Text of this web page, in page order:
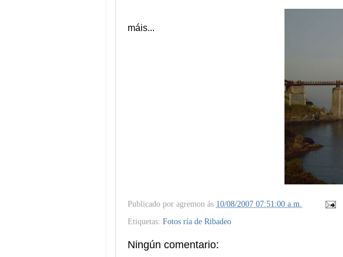
máis...
Publicado por agremon ás 10/08/2007 07:51:00 a.m.
Etiquetas: Fotos ría de Ribadeo
Ningún comentario: